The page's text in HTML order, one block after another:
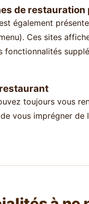
de
également
Ces sites
toujours vous
vous imprégner